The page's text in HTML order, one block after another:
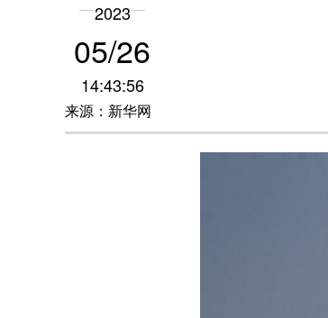
2023
05/26
14:43:56
来源：新华网